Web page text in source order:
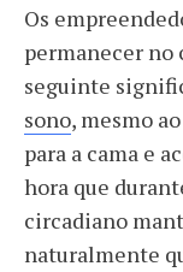
Os
permanecer no
seguinte
sono, mesmo
para a cama e
hora que
circadiano
naturalmente